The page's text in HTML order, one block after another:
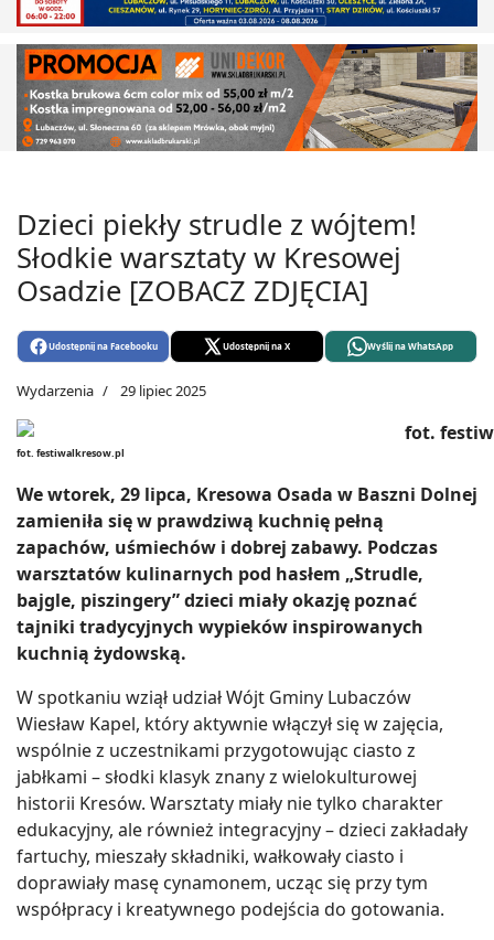
Dzieci piekły strudle z wójtem!
Słodkie warsztaty w Kresowej
Osadzie [ZOBACZ ZDJĘCIA]
Udostępnij na Facebooku Udostępnij na X Wyślij na WhatsApp
Wydarzenia 29 lipiec 2025
fot. festiwalkresow.pl
We wtorek, 29 lipca, Kresowa Osada w Baszni Dolnej
zamieniła się w prawdziwą kuchnię pełną
zapachów, uśmiechów i dobrej zabawy. Podczas
warsztatów kulinarnych pod hasłem „Strudle,
bajgle, piszingery” dzieci miały okazję poznać
tajniki tradycyjnych wypieków inspirowanych
kuchnią żydowską.
W spotkaniu wziął udział Wójt Gminy Lubaczów
Wiesław Kapel, który aktywnie włączył się w zajęcia,
wspólnie z uczestnikami przygotowując ciasto z
jabłkami – słodki klasyk znany z wielokulturowej
historii Kresów. Warsztaty miały nie tylko charakter
edukacyjny, ale również integracyjny – dzieci zakładały
fartuchy, mieszały składniki, wałkowały ciasto i
doprawiały masę cynamonem, ucząc się przy tym
współpracy i kreatywnego podejścia do gotowania.